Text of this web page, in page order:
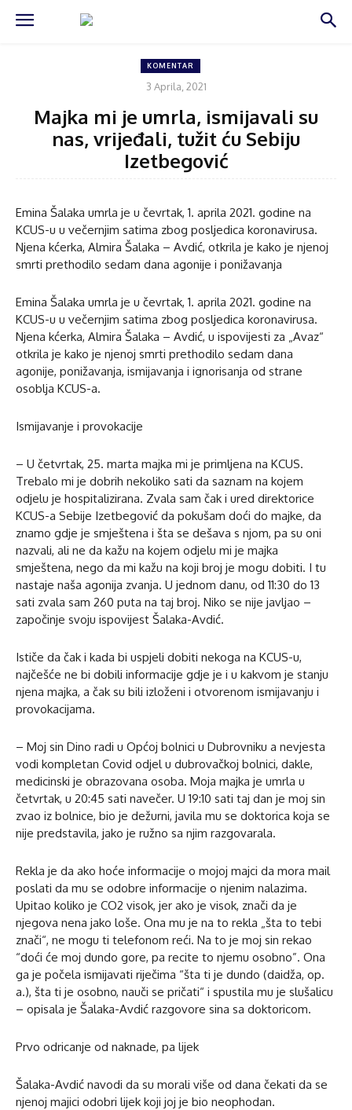
KOMENTAR
3 Aprila, 2021
Majka mi je umrla, ismijavali su
nas, vrijeđali, tužit ću Sebiju
Izetbegović
Emina Šalaka umrla je u čevrtak, 1. aprila 2021. godine na
KCUS-u u večernjim satima zbog posljedica koronavirusa.
Njena kćerka, Almira Šalaka – Avdić, otkrila je kako je njenoj
smrti prethodilo sedam dana agonije i ponižavanja
Emina Šalaka umrla je u čevrtak, 1. aprila 2021. godine na
KCUS-u u večernjim satima zbog posljedica koronavirusa.
Njena kćerka, Almira Šalaka – Avdić, u ispovijesti za „Avaz“
otkrila je kako je njenoj smrti prethodilo sedam dana
agonije, ponižavanja, ismijavanja i ignorisanja od strane
osoblja KCUS-a.
Ismijavanje i provokacije
– U četvrtak, 25. marta majka mi je primljena na KCUS.
Trebalo mi je dobrih nekoliko sati da saznam na kojem
odjelu je hospitalizirana. Zvala sam čak i ured direktorice
KCUS-a Sebije Izetbegović da pokušam doći do majke, da
znamo gdje je smještena i šta se dešava s njom, pa su oni
nazvali, ali ne da kažu na kojem odjelu mi je majka
smještena, nego da mi kažu na koji broj je mogu dobiti. I tu
nastaje naša agonija zvanja. U jednom danu, od 11:30 do 13
sati zvala sam 260 puta na taj broj. Niko se nije javljao –
započinje svoju ispovijest Šalaka-Avdić.
Ističe da čak i kada bi uspjeli dobiti nekoga na KCUS-u,
najčešće ne bi dobili informacije gdje je i u kakvom je stanju
njena majka, a čak su bili izloženi i otvorenom ismijavanju i
provokacijama.
– Moj sin Dino radi u Općoj bolnici u Dubrovniku a nevjesta
vodi kompletan Covid odjel u dubrovačkoj bolnici, dakle,
medicinski je obrazovana osoba. Moja majka je umrla u
četvrtak, u 20:45 sati navečer. U 19:10 sati taj dan je moj sin
zvao iz bolnice, bio je dežurni, javila mu se doktorica koja se
nije predstavila, jako je ružno sa njim razgovarala.
Rekla je da ako hoće informacije o mojoj majci da mora mail
poslati da mu se odobre informacije o njenim nalazima.
Upitao koliko je CO2 visok, jer ako je visok, znači da je
njegova nena jako loše. Ona mu je na to rekla „šta to tebi
znači“, ne mogu ti telefonom reći. Na to je moj sin rekao
“doći će moj dundo gore, pa recite to njemu osobno”. Ona
ga je počela ismijavati riječima “šta ti je dundo (daidža, op.
a.), šta ti je osobno, nauči se pričati“ i spustila mu je slušalicu
– opisala je Šalaka-Avdić razgovore sina sa doktoricom.
Prvo odricanje od naknade, pa lijek
Šalaka-Avdić navodi da su morali više od dana čekati da se
njenoj majici odobri lijek koji joj je bio neophodan.